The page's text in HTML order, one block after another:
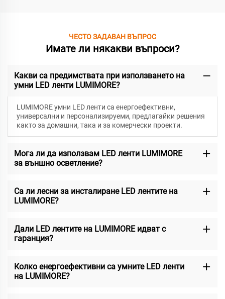
ЧЕСТО ЗАДАВАН ВЪПРОС
Имате ли някакви въпроси?
Какви са предимствата при използването на
умни LED ленти LUMIMORE?
LUMIMORE умни LED ленти са енергоефективни,
универсални и персонализируеми, предлагайки решения
както за домашни, така и за комерчески проекти.
Мога ли да използвам LED ленти LUMIMORE
за външно осветление?
Са ли лесни за инсталиране LED лентите на
LUMIMORE?
Дали LED лентите на LUMIMORE идват с
гаранция?
Колко енергоефективни са умните LED ленти
на LUMIMORE?